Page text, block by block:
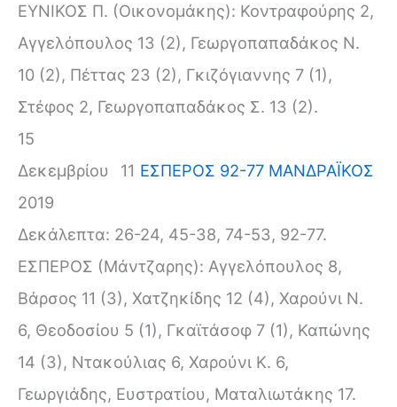
ΕΥΝΙΚΟΣ Π. (Οικονομάκης): Κοντραφούρης 2,
Αγγελόπουλος 13 (2), Γεωργοπαπαδάκος Ν.
10 (2), Πέττας 23 (2), Γκιζόγιαννης 7 (1),
Στέφος 2, Γεωργοπαπαδάκος Σ. 13 (2).
15
Δεκεμβρίου
2019
11 ΕΣΠΕΡΟΣ 92-77 ΜΑΝΔΡΑΪΚΟΣ
Δεκάλεπτα: 26-24, 45-38, 74-53, 92-77.
ΕΣΠΕΡΟΣ (Μάντζαρης): Αγγελόπουλος 8,
Βάρσος 11 (3), Χατζηκίδης 12 (4), Χαρούνι Ν.
6, Θεοδοσίου 5 (1), Γκαϊτάσοφ 7 (1), Καπώνης
14 (3), Ντακούλιας 6, Χαρούνι Κ. 6,
Γεωργιάδης, Ευστρατίου, Ματαλιωτάκης 17.